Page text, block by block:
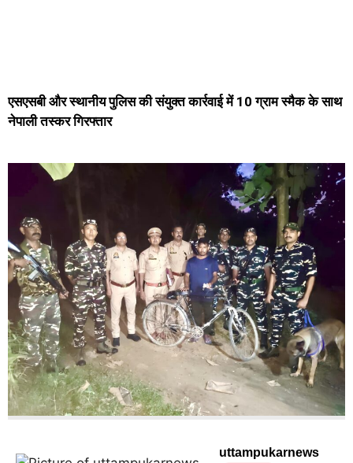
एसएसबी और स्थानीय पुलिस की संयुक्त कार्रवाई में 10 ग्राम स्मैक के साथ
नेपाली तस्कर गिरफ्तार
uttampukarnews